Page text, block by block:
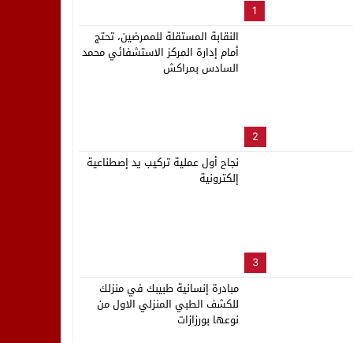
1
2
النقابة المستقلة للممرضين، تحتج
أمام إدارة المركز الاستشفائي محمد
السادس بمراكش
3
نجاح أول عملية تركيب يد إصطناعية
إلكترونية
مبادرة إنسانية طبيبك في منزلك
للكشف الطبي المنزلي الاول من
نوعها بورزازات